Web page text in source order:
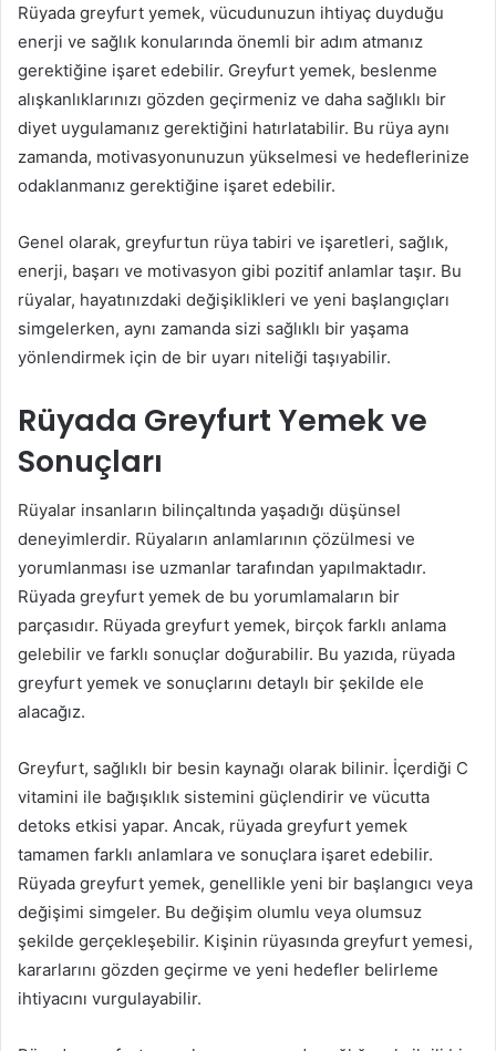
Rüyada greyfurt yemek, vücudunuzun ihtiyaç duyduğu
enerji ve sağlık konularında önemli bir adım atmanız
gerektiğine işaret edebilir. Greyfurt yemek, beslenme
alışkanlıklarınızı gözden geçirmeniz ve daha sağlıklı bir
diyet uygulamanız gerektiğini hatırlatabilir. Bu rüya aynı
zamanda, motivasyonunuzun yükselmesi ve hedeflerinize
odaklanmanız gerektiğine işaret edebilir.
Genel olarak, greyfurtun rüya tabiri ve işaretleri, sağlık,
enerji, başarı ve motivasyon gibi pozitif anlamlar taşır. Bu
rüyalar, hayatınızdaki değişiklikleri ve yeni başlangıçları
simgelerken, aynı zamanda sizi sağlıklı bir yaşama
yönlendirmek için de bir uyarı niteliği taşıyabilir.
Rüyada Greyfurt Yemek ve
Sonuçları
Rüyalar insanların bilinçaltında yaşadığı düşünsel
deneyimlerdir. Rüyaların anlamlarının çözülmesi ve
yorumlanması ise uzmanlar tarafından yapılmaktadır.
Rüyada greyfurt yemek de bu yorumlamaların bir
parçasıdır. Rüyada greyfurt yemek, birçok farklı anlama
gelebilir ve farklı sonuçlar doğurabilir. Bu yazıda, rüyada
greyfurt yemek ve sonuçlarını detaylı bir şekilde ele
alacağız.
Greyfurt, sağlıklı bir besin kaynağı olarak bilinir. İçerdiği C
vitamini ile bağışıklık sistemini güçlendirir ve vücutta
detoks etkisi yapar. Ancak, rüyada greyfurt yemek
tamamen farklı anlamlara ve sonuçlara işaret edebilir.
Rüyada greyfurt yemek, genellikle yeni bir başlangıcı veya
değişimi simgeler. Bu değişim olumlu veya olumsuz
şekilde gerçekleşebilir. Kişinin rüyasında greyfurt yemesi,
kararlarını gözden geçirme ve yeni hedefler belirleme
ihtiyacını vurgulayabilir.